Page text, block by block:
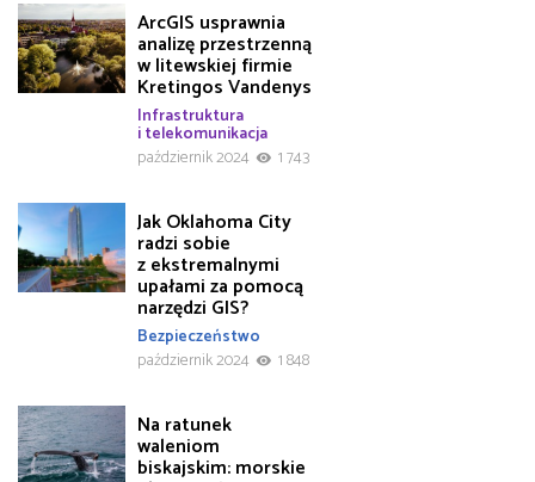
ArcGIS usprawnia
analizę przestrzenną
w litewskiej firmie
Kretingos Vandenys
Infrastruktura
i telekomunikacja
październik 2024
1 743
Jak Oklahoma City
radzi sobie
z ekstremalnymi
upałami za pomocą
narzędzi GIS?
Bezpieczeństwo
październik 2024
1 848
Na ratunek
waleniom
biskajskim: morskie